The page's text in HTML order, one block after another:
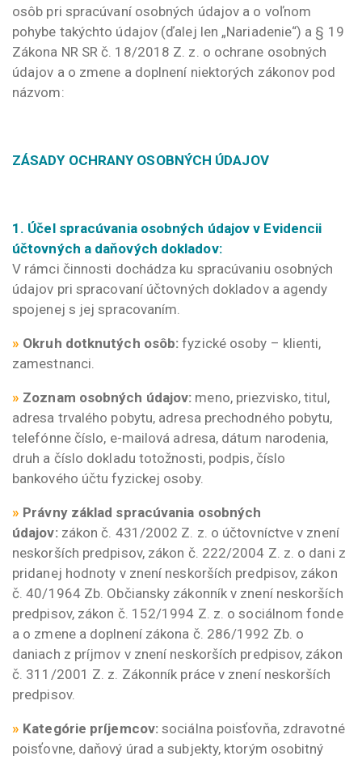
osôb pri spracúvaní osobných údajov a o voľnom
pohybe takýchto údajov (ďalej len „Nariadenie“) a § 19
Zákona NR SR č. 18/2018 Z. z. o ochrane osobných
údajov a o zmene a doplnení niektorých zákonov pod
názvom:
ZÁSADY OCHRANY OSOBNÝCH ÚDAJOV
1. Účel spracúvania osobných údajov v Evidencii
účtovných a daňových dokladov:
V rámci činnosti dochádza ku spracúvaniu osobných
údajov pri spracovaní účtovných dokladov a agendy
spojenej s jej spracovaním.
» Okruh dotknutých osôb: fyzické osoby – klienti,
zamestnanci.
» Zoznam osobných údajov: meno, priezvisko, titul,
adresa trvalého pobytu, adresa prechodného pobytu,
telefónne číslo, e-mailová adresa, dátum narodenia,
druh a číslo dokladu totožnosti, podpis, číslo
bankového účtu fyzickej osoby.
» Právny základ spracúvania osobných
údajov:zákon č. 431/2002 Z. z. o účtovníctve v znení
neskorších predpisov, zákon č. 222/2004 Z. z. o dani z
pridanej hodnoty v znení neskorších predpisov, zákon
č. 40/1964 Zb. Občiansky zákonník v znení neskorších
predpisov, zákon č. 152/1994 Z. z. o sociálnom fonde
a o zmene a doplnení zákona č. 286/1992 Zb. o
daniach z príjmov v znení neskorších predpisov, zákon
č. 311/2001 Z. z. Zákonník práce v znení neskorších
predpisov.
» Kategórie príjemcov: sociálna poisťovňa, zdravotné
poisťovne, daňový úrad a subjekty, ktorým osobitný